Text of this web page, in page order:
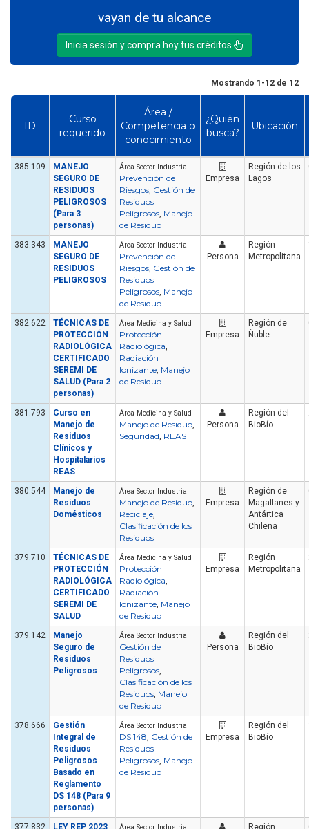
vayan de tu alcance
Inicia sesión y compra hoy tus créditos
Mostrando 1-12 de 12
ID
Curso
requerido
Área /
Competencia o
conocimiento
¿Quién
busca?
Ubicación
385.109
MANEJO
SEGURO DE
RESIDUOS
PELIGROSOS
(Para 3
personas)
Área Sector Industrial
Prevención de
Riesgos, Gestión de
Residuos
Peligrosos, Manejo
de Residuo
Empresa
Región de los
Lagos
383.343
MANEJO
SEGURO DE
RESIDUOS
PELIGROSOS
Área Sector Industrial
Prevención de
Riesgos, Gestión de
Residuos
Peligrosos, Manejo
de Residuo
Persona
Región
Metropolitana
382.622
TÉCNICAS DE
PROTECCIÓN
RADIOLÓGICA
CERTIFICADO
SEREMI DE
SALUD (Para 2
personas)
Área Medicina y Salud
Protección
Radiológica,
Radiación
Ionizante, Manejo
de Residuo
Empresa
Región de
Ñuble
381.793
Curso en
Manejo de
Residuos
Clínicos y
Hospitalarios
REAS
Área Medicina y Salud
Manejo de Residuo,
Seguridad, REAS
Persona
Región del
BioBío
380.544
Manejo de
Residuos
Domésticos
Área Sector Industrial
Manejo de Residuo,
Reciclaje,
Clasificación de los
Residuos
Empresa
Región de
Magallanes y
Antártica
Chilena
379.710
TÉCNICAS DE
PROTECCIÓN
RADIOLÓGICA
CERTIFICADO
SEREMI DE
SALUD
Área Medicina y Salud
Protección
Radiológica,
Radiación
Ionizante, Manejo
de Residuo
Empresa
Región
Metropolitana
379.142
Manejo
Seguro de
Residuos
Peligrosos
Área Sector Industrial
Gestión de
Residuos
Peligrosos,
Clasificación de los
Residuos, Manejo
de Residuo
Persona
Región del
BioBío
378.666
Gestión
Integral de
Residuos
Peligrosos
Basado en
Reglamento
DS 148 (Para 9
personas)
Área Sector Industrial
DS 148, Gestión de
Residuos
Peligrosos, Manejo
de Residuo
Empresa
Región del
BioBío